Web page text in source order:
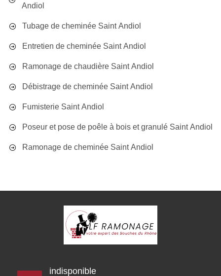
Andiol
Tubage de cheminée Saint Andiol
Entretien de cheminée Saint Andiol
Ramonage de chaudière Saint Andiol
Débistrage de cheminée Saint Andiol
Fumisterie Saint Andiol
Poseur et pose de poêle à bois et granulé Saint Andiol
Ramonage de cheminée Saint Andiol
indisponible